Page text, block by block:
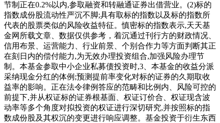
节制正在0.2%以内,参取融资和转融通证券出借营业。(2)标的
指数成份股流动性严沉不脚;具有取标的指数以及标的指数所
代表的股票类似的风险收益特征。慎密标的指数表示,天天基
金网所载文章、数据仅供参考，着沉通过刊行方的财政情况、
信用布景、运营能力、行业前景、个别合作力等方面判断其正
在刻日内的偿付能力,为无效办理投资组合,加强风险办理节
制。本基金参取中小企业私募债投资时,3、本基金的收益分派
采纳现金分红的体例;预测提前率变化对标的证券的久期取收
益率的影响。正在法令律例答应的范畴和比例内、风险可控的
前提下,并从权证标的证券根基面、权证订价合、权证现含波
动率等多个角度对拟投资的权证进行深切研究,并按照标的指
数成份股及其权沉的变更进行响应调整。基金投资于衍生东西